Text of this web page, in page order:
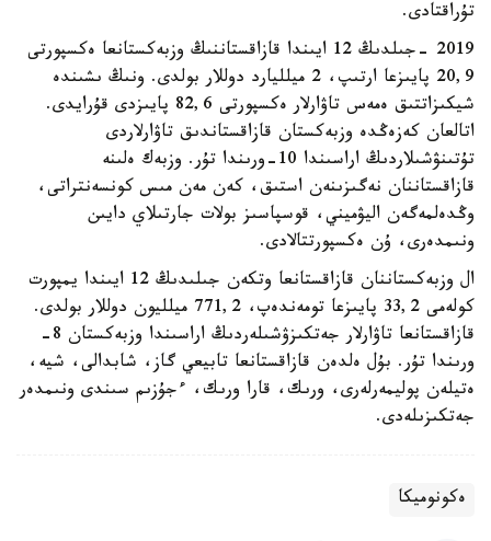
تۇراقتادى.
2019 -جىلدىڭ 12 ايىندا قازاقستاننىڭ وزبەكستانعا ەكسپورتى
20,9 پايىزعا ارتىپ، 2 ميلليارد دوللار بولدى. ونىڭ ىشىندە
شيكىزاتتىق ەمەس تاۋارلار ەكسپورتى 82,6 پايىزدى قۇرايدى.
اتالعان كەزەڭدە وزبەكستان قازاقستاندىق تاۋارلاردى
تۇتىنۋشىلاردىڭ اراسىندا 10-ورىندا تۇر. وزبەك ەلىنە
قازاقستاننان نەگىزىنەن استىق، كەن مەن مىس كونسەنتراتى،
وڭدەلمەگەن اليۋميني، قوسپاسىز بولات جارتىلاي دايىن
ونىمدەرى، ۇن ەكسپورتتالادى.
ال وزبەكستاننان قازاقستانعا وتكەن جىلىدىڭ 12 ايىندا يمپورت
كولەمى 33,2 پايىزعا تومەندەپ، 771,2 ميلليون دوللار بولدى.
قازاقستانعا تاۋارلار جەتكىزۋشىلەردىڭ اراسىندا وزبەكستان 8-
ورىندا تۇر. بۇل ەلدەن قازاقستانعا تابيعي گاز، شابدالى، شيە،
ەتيلەن پوليمەرلەرى، ورىك، قارا ورىك، ءجۇزىم سىندى ونىمدەر
جەتكىزىلەدى.
ەكونوميكا